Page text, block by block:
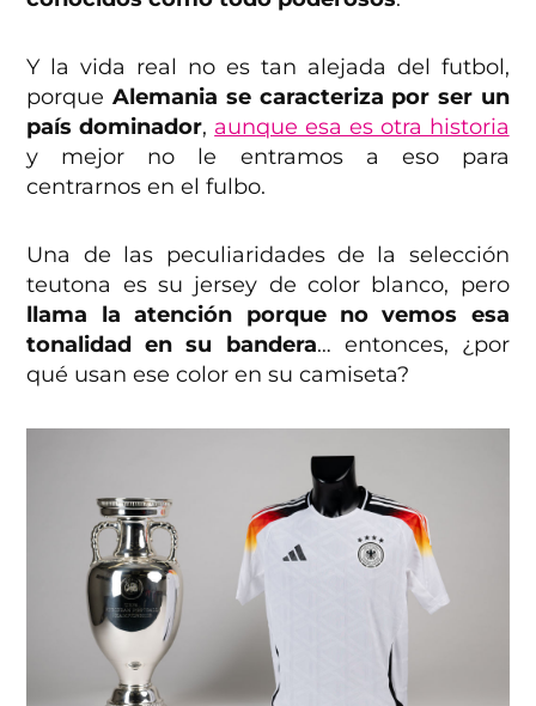
Y la vida real no es tan alejada del futbol,
porqueAlemania se caracteriza por ser un
país dominador, aunque esa es otra historia
y mejor no le entramos a eso para
centrarnos en el fulbo.
Una de las peculiaridades de la selección
teutona es su jersey de color blanco, pero
llama la atención porque no vemos esa
tonalidad en su bandera… entonces, ¿por
qué usan ese color en su camiseta?